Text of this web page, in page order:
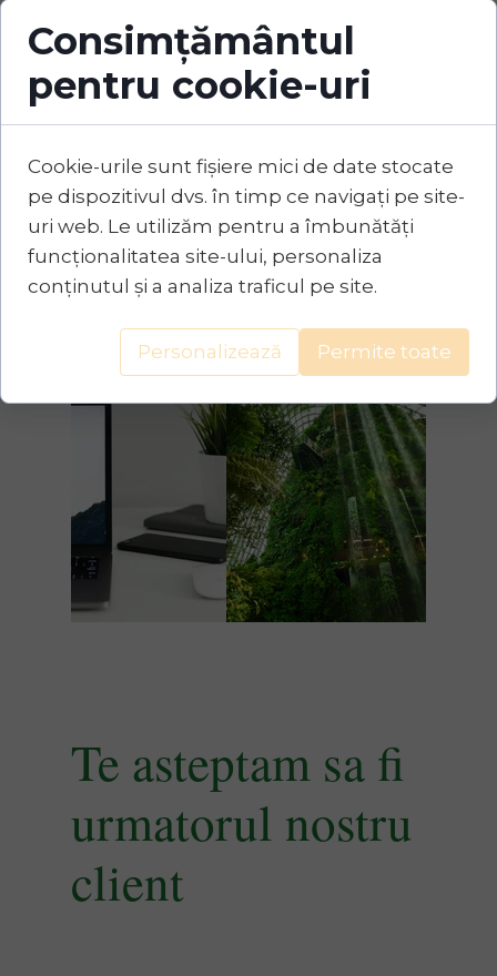
Te asteptam sa fi
urmatorul nostru
client
Consimțământul
pentru cookie-uri
Cookie-urile sunt fișiere mici de date stocate
pe dispozitivul dvs. în timp ce navigați pe site-
uri web. Le utilizăm pentru a îmbunătăți
funcționalitatea site-ului, personaliza
conținutul și a analiza traficul pe site.
Personalizează Permite toate